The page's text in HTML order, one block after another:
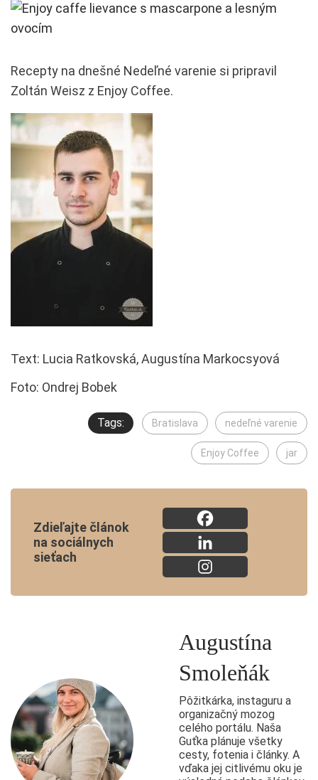
Recepty na dnešné Nedeľné varenie si pripravil
Zoltán Weisz z Enjoy Coffee.
Text: Lucia Ratkovská, Augustína Markocsyová
Foto: Ondrej Bobek
Tags: Bratislava nedeľné varenie
Enjoy Coffee jar
Zdieľajte článok
na sociálnych
sieťach
Augustína
Smoleňák
Pôžitkárka, instaguru a
organizačný mozog
celého portálu. Naša
Guťka plánuje všetky
cesty, fotenia i články. A
vďaka jej citlivému oku je